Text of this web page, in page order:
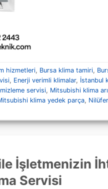
hizmetleri, Bursa klima tamiri,
, Enerji verimli klimalar, İstanbul
servisi, Mitsubishi klima
klima yedek parça,
İşletmenizin
Servisi